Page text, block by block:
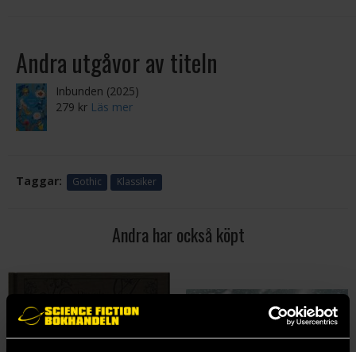
Andra utgåvor av titeln
Inbunden (2025)
279 kr Läs mer
Taggar: Gothic Klassiker
Andra har också köpt